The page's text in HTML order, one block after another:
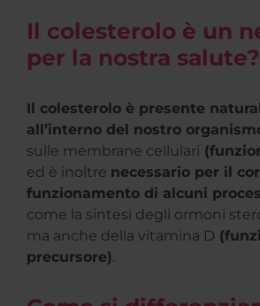
Il colesterolo è un
per la nostra salute?
Il colesterolo è presente
all’interno del nostro
sulle membrane cellulari
ed è inoltre necessario per il
funzionamento di alcuni
come la sintesi degli ormoni
ma anche della vitamina D
precursore).